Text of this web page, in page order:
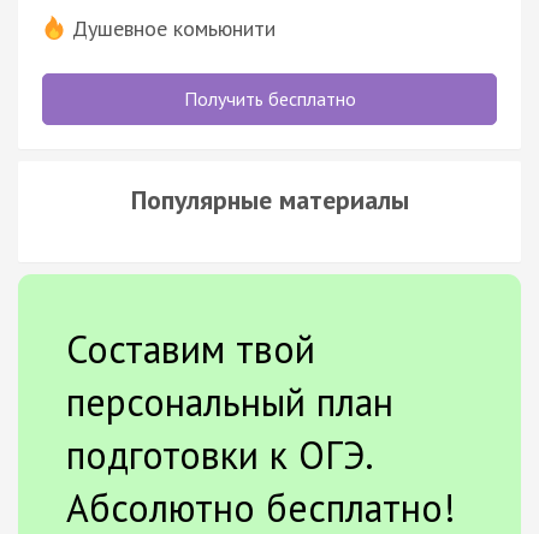
Душевное комьюнити
Получить бесплатно
Популярные материалы
Составим твой
персональный план
подготовки к ОГЭ.
Абсолютно бесплатно!